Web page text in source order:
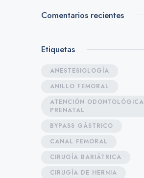
Comentarios recientes
Etiquetas
ANESTESIOLOGÍA
ANILLO FEMORAL
ATENCIÓN ODONTOLÓGICA
PRENATAL
BYPASS GÁSTRICO
CANAL FEMORAL
CIRUGÍA BARIÁTRICA
CIRUGÍA DE HERNIA